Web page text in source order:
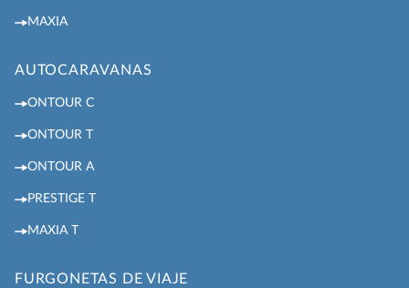
MAXIA
AUTOCARAVANAS
ONTOUR C
ONTOUR T
ONTOUR A
PRESTIGE T
MAXIA T
FURGONETAS DE VIAJE